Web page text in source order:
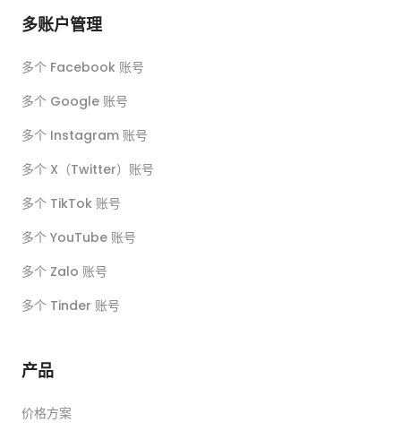
多账户管理
多个 Facebook 账号
多个 Google 账号
多个 Instagram 账号
多个 X（Twitter）账号
多个 TikTok 账号
多个 YouTube 账号
多个 Zalo 账号
多个 Tinder 账号
产品
价格方案